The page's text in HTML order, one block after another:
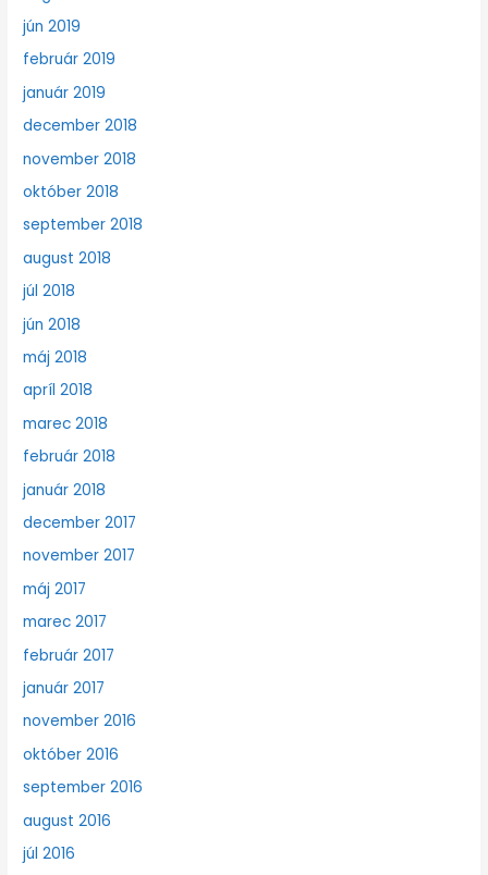
jún 2019
február 2019
január 2019
december 2018
november 2018
október 2018
september 2018
august 2018
júl 2018
jún 2018
máj 2018
apríl 2018
marec 2018
február 2018
január 2018
december 2017
november 2017
máj 2017
marec 2017
február 2017
január 2017
november 2016
október 2016
september 2016
august 2016
júl 2016